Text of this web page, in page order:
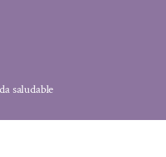
saludable